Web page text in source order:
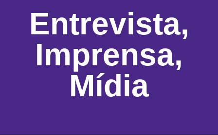
Entrevista,
Imprensa,
Mídia